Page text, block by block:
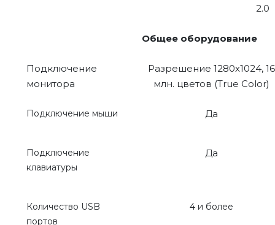
2.0
Общее оборудование
Подключение
монитора
Разрешение 1280х1024, 16
млн. цветов (True Color)
Подключение мыши Да
Подключение
клавиатуры
Да
Количество USB
портов
4 и более